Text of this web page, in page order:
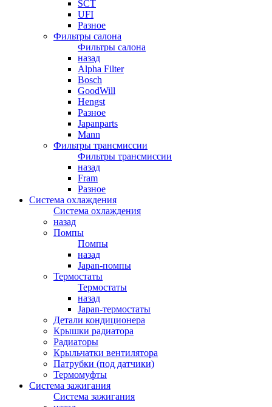
SCT
UFI
Разное
Фильтры салона
Фильтры салона
назад
Alpha Filter
Bosch
GoodWill
Hengst
Разное
Japanparts
Mann
Фильтры трансмиссии
Фильтры трансмиссии
назад
Fram
Разное
Система охлаждения
Система охлаждения
назад
Помпы
Помпы
назад
Japan-помпы
Термостаты
Термостаты
назад
Japan-термостаты
Детали кондиционера
Крышки радиатора
Радиаторы
Крыльчатки вентилятора
Патрубки (под датчики)
Термомуфты
Система зажигания
Система зажигания